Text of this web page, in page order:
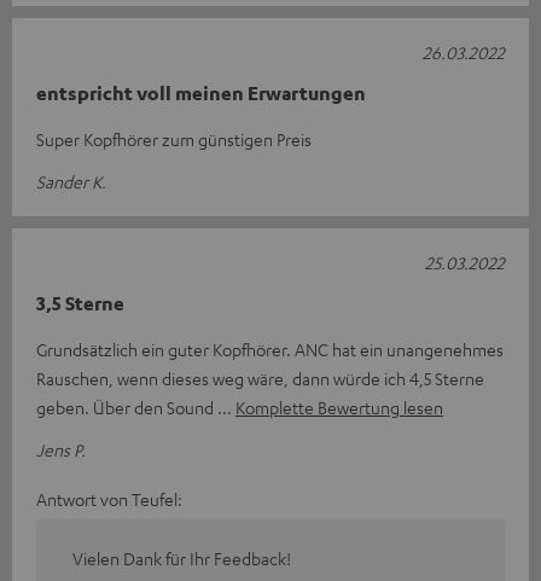
entspricht voll meinen Erwartungen
Super Kopfhörer zum günstigen Preis
Sander K.
26.03.2022
3,5 Sterne
Grundsätzlich ein guter Kopfhörer. ANC hat ein unangenehmes
Rauschen, wenn dieses weg wäre, dann würde ich 4,5 Sterne
geben. Über den Sound
Komplette Bewertung lesen
Jens P.
25.03.2022
Antwort von Teufel:
Vielen Dank für Ihr Feedback!